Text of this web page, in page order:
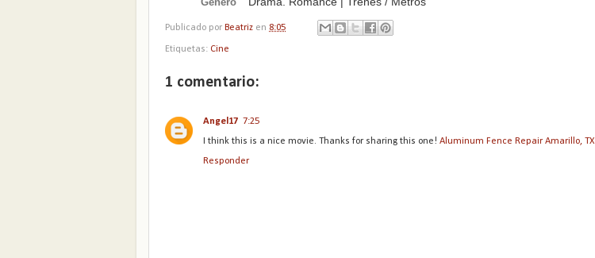
Publicado por Beatriz en 8:05
Etiquetas: Cine
1 comentario:
Angel17 7:25
I think this is a nice movie. Thanks for sharing this one! Aluminum Fence Repair Amarillo, TX
Responder